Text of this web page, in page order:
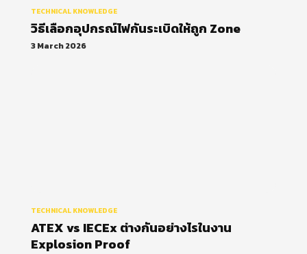
TECHNICAL KNOWLEDGE
วิธีเลือกอุปกรณ์ไฟกันระเบิดให้ถูก Zone
3 March 2026
TECHNICAL KNOWLEDGE
ATEX vs IECEx ต่างกันอย่างไรในงาน
Explosion Proof